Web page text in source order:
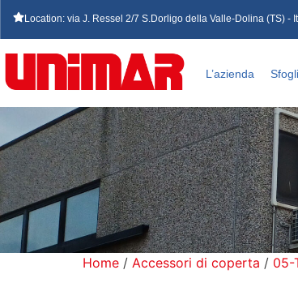
Location: via J. Ressel 2/7 S.Dorligo della Valle-Dolina (TS) -
L’azienda
Home / Accessori di coperta / 05-